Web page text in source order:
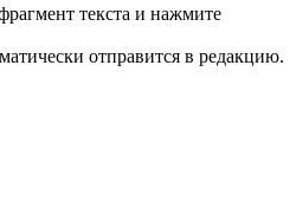
текста и нажмите
отправится в редакцию.